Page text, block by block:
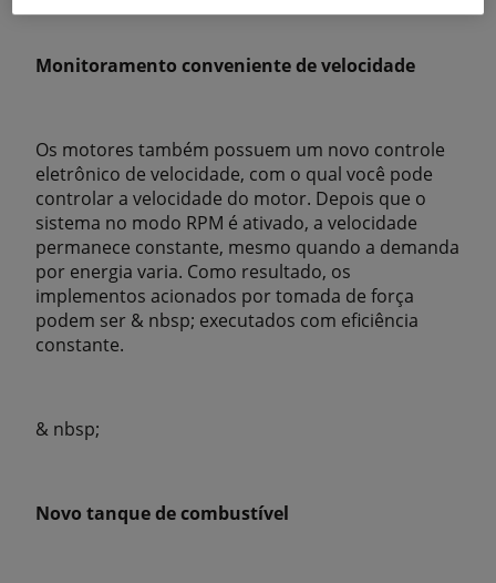
Monitoramento conveniente de velocidade
Os motores também possuem um novo controle
eletrônico de velocidade, com o qual você pode
controlar a velocidade do motor. Depois que o
sistema no modo RPM é ativado, a velocidade
permanece constante, mesmo quando a demanda
por energia varia. Como resultado, os
implementos acionados por tomada de força
podem ser & nbsp; executados com eficiência
constante.
& nbsp;
Novo tanque de combustível